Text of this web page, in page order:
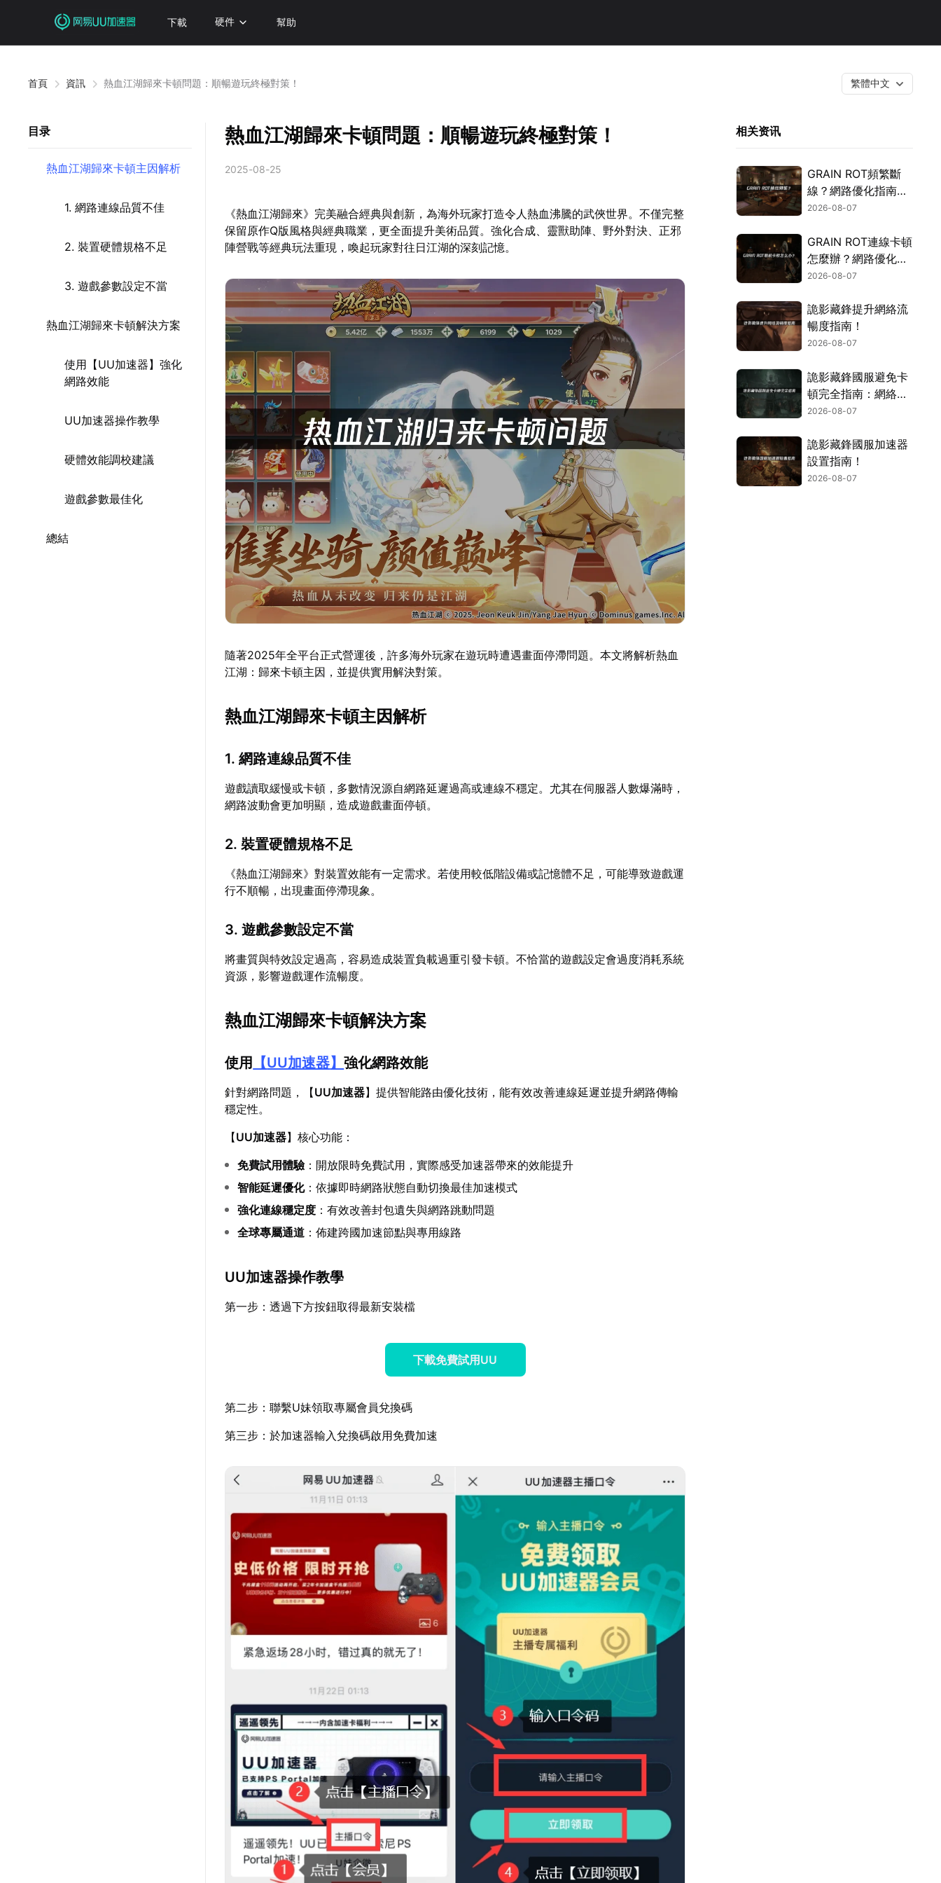
下載 硬件 幫助
首頁 資訊 熱血江湖歸來卡頓問題：順暢遊玩終極對策！ 繁體中文
目录
熱血江湖歸來卡頓主因解析
1. 網路連線品質不佳
2. 裝置硬體規格不足
3. 遊戲參數設定不當
熱血江湖歸來卡頓解決方案
使用【UU加速器】強化
網路效能
UU加速器操作教學
硬體效能調校建議
遊戲參數最佳化
總結
熱血江湖歸來卡頓問題：順暢遊玩終極對策！
2025-08-25
《熱血江湖歸來》完美融合經典與創新，為海外玩家打造令人熱血沸騰的武俠世界。不僅完整
保留原作Q版風格與經典職業，更全面提升美術品質。強化合成、靈獸助陣、野外對決、正邪
陣營戰等經典玩法重現，喚起玩家對往日江湖的深刻記憶。
隨著2025年全平台正式營運後，許多海外玩家在遊玩時遭遇畫面停滯問題。本文將解析熱血
江湖：歸來卡頓主因，並提供實用解決對策。
熱血江湖歸來卡頓主因解析
1. 網路連線品質不佳
遊戲讀取緩慢或卡頓，多數情況源自網路延遲過高或連線不穩定。尤其在伺服器人數爆滿時，
網路波動會更加明顯，造成遊戲畫面停頓。
2. 裝置硬體規格不足
《熱血江湖歸來》對裝置效能有一定需求。若使用較低階設備或記憶體不足，可能導致遊戲運
行不順暢，出現畫面停滯現象。
3. 遊戲參數設定不當
將畫質與特效設定過高，容易造成裝置負載過重引發卡頓。不恰當的遊戲設定會過度消耗系統
資源，影響遊戲運作流暢度。
熱血江湖歸來卡頓解決方案
使用 【UU加速器】強化網路效能
針對網路問題，【UU加速器】提供智能路由優化技術，能有效改善連線延遲並提升網路傳輸
穩定性。
【UU加速器】核心功能：
免費試用體驗：開放限時免費試用，實際感受加速器帶來的效能提升
智能延遲優化：依據即時網路狀態自動切換最佳加速模式
強化連線穩定度 ：有效改善封包遺失與網路跳動問題
全球專屬通道 ：佈建跨國加速節點與專用線路
UU加速器操作教學
第一步：透過下方按鈕取得最新安裝檔
下載免費試用UU
第二步：聯繫U妹領取專屬會員兌換碼
第三步：於加速器輸入兌換碼啟用免費加速
相关资讯
GRAIN ROT頻繁斷
線？網路優化指南一
次搞定！
2026-08-07
GRAIN ROT連線卡頓
怎麼辦？網路優化這
樣解決！
2026-08-07
詭影藏鋒提升網絡流
暢度指南！
2026-08-07
詭影藏鋒國服避免卡
頓完全指南：網絡優
化與解決技巧！
2026-08-07
詭影藏鋒國服加速器
設置指南！
2026-08-07